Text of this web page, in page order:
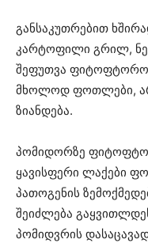
განსაკუთრებით
კარტოფილი გრილ,
შეფუთვა
მხოლოდ ფოთლები,
ზიანდება.
პომიდორზე
ყავისფერი ლაქები
პათოგენის
შეიძლება
პომიდვრის